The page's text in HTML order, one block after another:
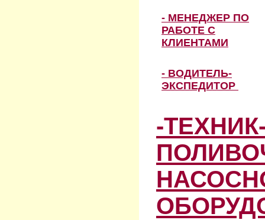
- МЕНЕДЖЕР ПО
РАБОТЕ С
КЛИЕНТАМИ
- ВОДИТЕЛЬ-
ЭКСПЕДИТОР
-